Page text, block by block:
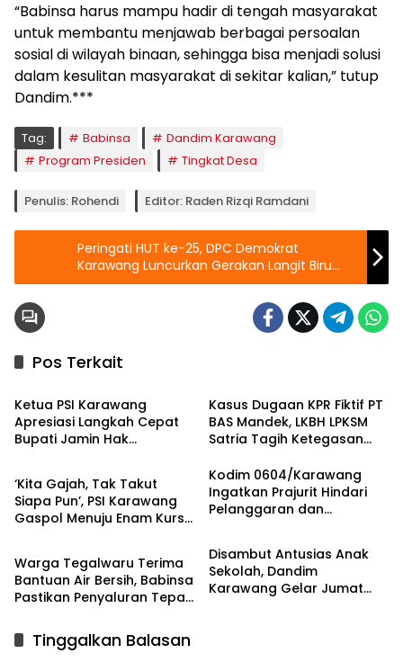
“Babinsa harus mampu hadir di tengah masyarakat
untuk membantu menjawab berbagai persoalan
sosial di wilayah binaan, sehingga bisa menjadi solusi
dalam kesulitan masyarakat di sekitar kalian,” tutup
Dandim.***
Tag: Babinsa
Dandim Karawang
Program Presiden
Tingkat Desa
Penulis: Rohendi Editor: Raden Rizqi Ramdani
Peringati HUT ke-25, DPC Demokrat
Karawang Luncurkan Gerakan Langit Biru
Indonesia Asri
Pos Terkait
Berita
Ketua PSI Karawang
Apresiasi Langkah Cepat
Bupati Jamin Hak
Kasus Dugaan KPR Fiktif PT
BAS Mandek, LKBH LPKSM
Satria Tagih Ketegasan
Berita
‘Kita Gajah, Tak Takut
Siapa Pun’, PSI Karawang
Gaspol Menuju Enam Kursi
Kodim 0604/Karawang
Ingatkan Prajurit Hindari
Pelanggaran dan
News
Warga Tegalwaru Terima
Bantuan Air Bersih, Babinsa
Pastikan Penyaluran Tepat
Disambut Antusias Anak
Sekolah, Dandim
Karawang Gelar Jumat
Tinggalkan Balasan